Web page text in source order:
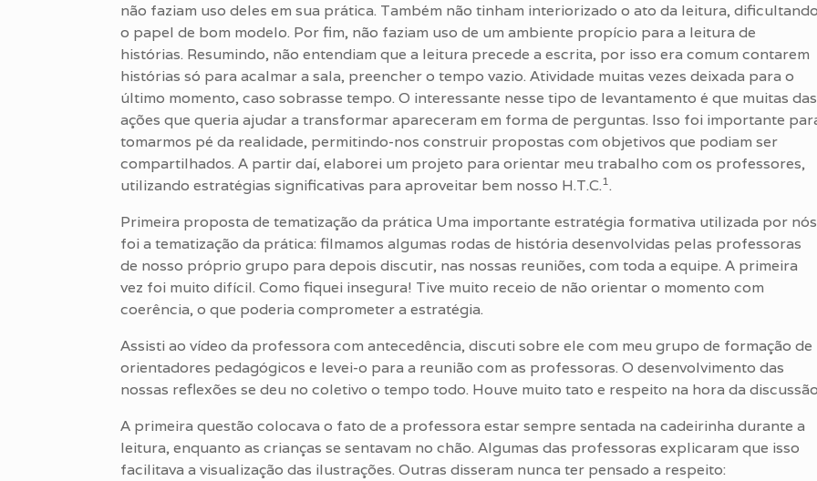
não faziam uso deles em sua prática. Também não tinham interiorizado o ato da leitura,
o papel de bom modelo. Por fim, não faziam uso de um ambiente propício para a leitura de
histórias. Resumindo, não entendiam que a leitura precede a escrita, por isso era comum contarem
histórias só para acalmar a sala, preencher o tempo vazio. Atividade muitas vezes deixada para o
último momento, caso sobrasse tempo. O interessante nesse tipo de levantamento é que muitas das
ações que queria ajudar a transformar apareceram em forma de perguntas. Isso foi importante
tomarmos pé da realidade, permitindo-nos construir propostas com objetivos que podiam ser
compartilhados. A partir daí, elaborei um projeto para orientar meu trabalho com os professores,
utilizando estratégias significativas para aproveitar bem nosso H.T.C.1.
Primeira proposta de tematização da prática Uma importante estratégia formativa utilizada por nós
foi a tematização da prática: filmamos algumas rodas de história desenvolvidas pelas professoras
de nosso próprio grupo para depois discutir, nas nossas reuniões, com toda a equipe. A primeira
vez foi muito difícil. Como fiquei insegura! Tive muito receio de não orientar o momento com
coerência, o que poderia comprometer a estratégia.
Assisti ao vídeo da professora com antecedência, discuti sobre ele com meu grupo de formação de
orientadores pedagógicos e levei-o para a reunião com as professoras. O desenvolvimento das
nossas reflexões se deu no coletivo o tempo todo. Houve muito tato e respeito na hora da
A primeira questão colocava o fato de a professora estar sempre sentada na cadeirinha durante a
leitura, enquanto as crianças se sentavam no chão. Algumas das professoras explicaram que isso
facilitava a visualização das ilustrações. Outras disseram nunca ter pensado a respeito: